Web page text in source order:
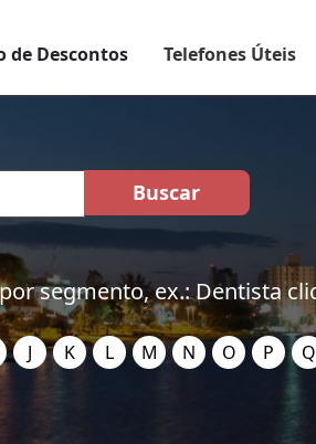
de Descontos Telefones Úteis
segmento, ex.: Dentista
J K L M N O P Q